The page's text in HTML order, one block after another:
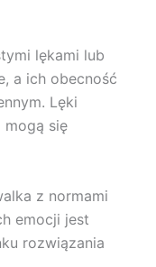
lękami lub
a ich obecność
Lęki
mogą się
z normami
emocji jest
rozwiązania